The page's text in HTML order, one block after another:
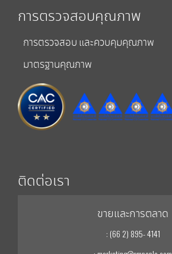
การตรวจสอบคุณภาพ
การตรวจสอบ และควบคุมคุณภาพ
มาตรฐานคุณภาพ
ติดต่อเรา
ขายและการตลาด
: (66 2) 895- 4141